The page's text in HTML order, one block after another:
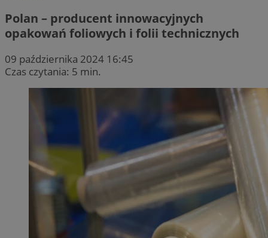
Polan – producent innowacyjnych
opakowań foliowych i folii technicznych
09 października 2024 16:45
Czas czytania: 5 min.